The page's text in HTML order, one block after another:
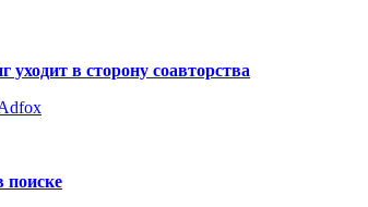
в сторону соавторства
поиске